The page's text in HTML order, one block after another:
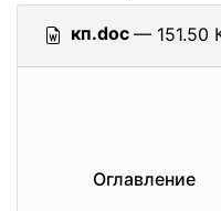
кп.doc — 151.50
Оглавление